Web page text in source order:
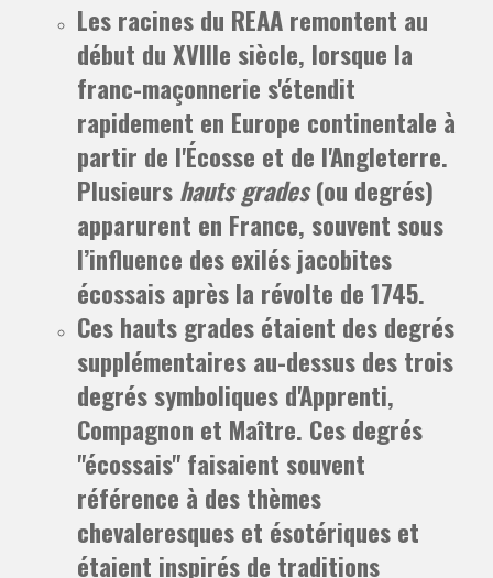
Les racines du REAA remontent au
début du XVIIIe siècle, lorsque la
franc-maçonnerie s'étendit
rapidement en Europe continentale à
partir de l'Écosse et de l'Angleterre.
Plusieurs hauts grades (ou degrés)
apparurent en France, souvent sous
l’influence des exilés jacobites
écossais après la révolte de 1745.
Ces hauts grades étaient des degrés
supplémentaires au-dessus des trois
degrés symboliques d'Apprenti,
Compagnon et Maître. Ces degrés
"écossais" faisaient souvent
référence à des thèmes
chevaleresques et ésotériques et
étaient inspirés de traditions